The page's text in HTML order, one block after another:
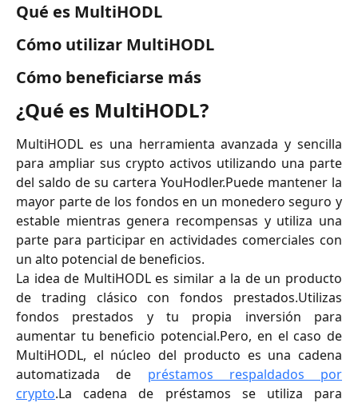
Qué es MultiHODL
Cómo utilizar MultiHODL
Cómo beneficiarse más
¿Qué es MultiHODL?
MultiHODL es una herramienta avanzada y sencilla
para ampliar sus crypto activos utilizando una parte
del saldo de su cartera YouHodler.Puede mantener la
mayor parte de los fondos en un monedero seguro y
estable mientras genera recompensas y utiliza una
parte para participar en actividades comerciales con
un alto potencial de beneficios.
La idea de MultiHODL es similar a la de un producto
de trading clásico con fondos prestados.Utilizas
fondos prestados y tu propia inversión para
aumentar tu beneficio potencial.Pero, en el caso de
MultiHODL, el núcleo del producto es una cadena
automatizada de préstamos respaldados por
crypto.La cadena de préstamos se utiliza para